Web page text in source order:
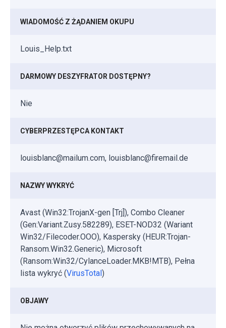
WIADOMOŚĆ Z ŻĄDANIEM OKUPU
Louis_Help.txt
DARMOWY DESZYFRATOR DOSTĘPNY?
Nie
CYBERPRZESTĘPCA KONTAKT
louisblanc@mailum.com, louisblanc@firemail.de
NAZWY WYKRYĆ
Avast (Win32:TrojanX-gen [Trj]), Combo Cleaner
(Gen:Variant.Zusy.582289), ESET-NOD32 (Wariant
Win32/Filecoder.OOO), Kaspersky (HEUR:Trojan-
Ransom.Win32.Generic), Microsoft
(Ransom:Win32/CylanceLoader.MKB!MTB), Pełna
lista wykryć (VirusTotal)
OBJAWY